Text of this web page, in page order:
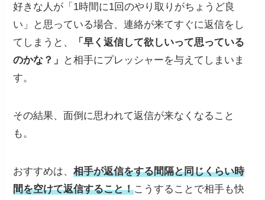
好きな人が「1時間に1回のやり取りがちょうど良
い」と思っている場合、連絡が来てすぐに返信をし
てしまうと、
「早く返信して欲しいって思っている
のかな？」
と相手にプレッシャーを与えてしまいま
す。
その結果、面倒に思われて返信が来なくなること
も。
おすすめは、相手が返信をする間隔と同じくらい時
間を空けて返信すること！こうすることで相手も快